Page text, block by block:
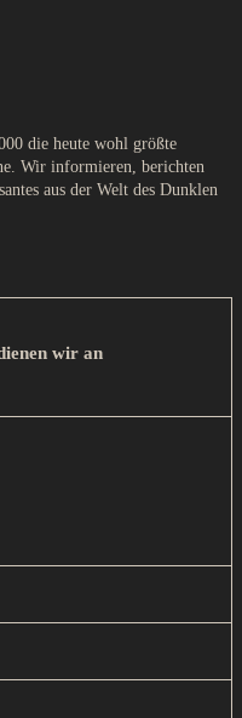
die heute wohl größte
Wir informieren, berichten
aus der Welt des Dunklen
wir an